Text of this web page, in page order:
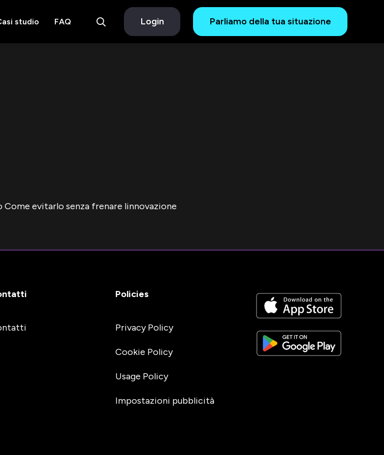
studio FAQ Login Parliamo della tua situazione
evitarlo senza frenare linnovazione
Policies
Privacy Policy
Cookie Policy
Usage Policy
Impostazioni pubblicità